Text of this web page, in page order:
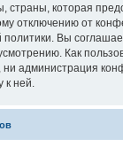
страны, которая
отключению от
Вы
Как
администрация
ней.